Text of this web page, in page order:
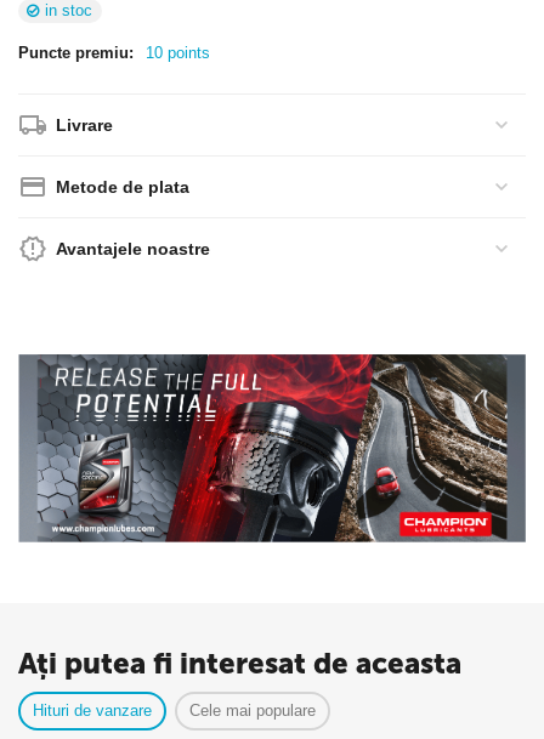
in stoc
Puncte premiu: 10 points
Livrare
Metode de plata
Avantajele noastre
Ați putea fi interesat de aceasta
Hituri de vanzare Cele mai populare